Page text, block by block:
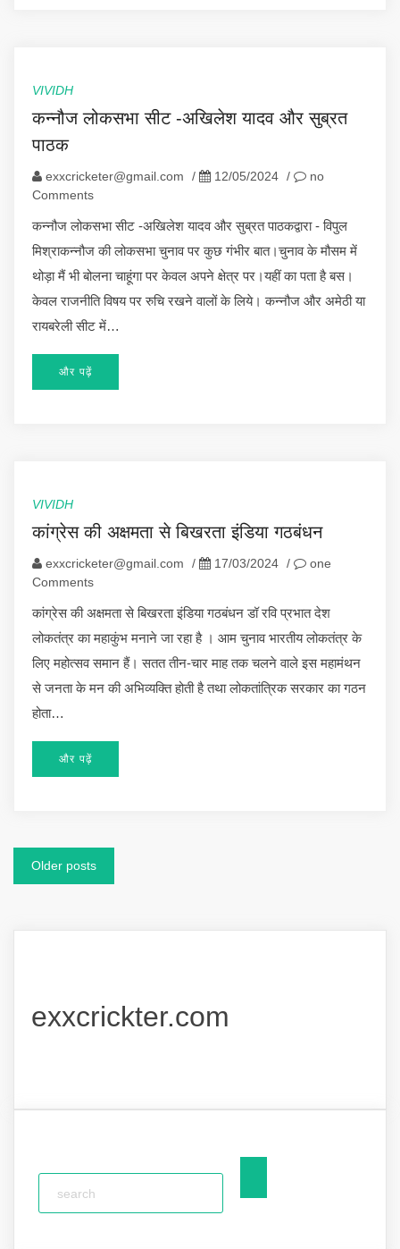
VIVIDH
कन्नौज लोकसभा सीट -अखिलेश यादव और सुब्रत
पाठक
exxcricketer@gmail.com / 12/05/2024 /
no
Comments
कन्नौज लोकसभा सीट -अखिलेश यादव और सुब्रत पाठकद्वारा - विपुल
मिश्राकन्नौज की लोकसभा चुनाव पर कुछ गंभीर बात।चुनाव के मौसम में
थोड़ा मैं भी बोलना चाहूंगा पर केवल अपने क्षेत्र पर।यहीं का पता है बस।
केवल राजनीति विषय पर रुचि रखने वालों के लिये। कन्नौज और अमेठी या
रायबरेली सीट में…
और पढ़ें
VIVIDH
कांग्रेस की अक्षमता से बिखरता इंडिया गठबंधन
exxcricketer@gmail.com / 17/03/2024 /
one
Comments
कांग्रेस की अक्षमता से बिखरता इंडिया गठबंधन डॉ रवि प्रभात देश
लोकतंत्र का महाकुंभ मनाने जा रहा है । आम चुनाव भारतीय लोकतंत्र के
लिए महोत्सव समान हैं। सतत तीन-चार माह तक चलने वाले इस महामंथन
से जनता के मन की अभिव्यक्ति होती है तथा लोकतांत्रिक सरकार का गठन
होता…
और पढ़ें
Posts
Older posts
exxcrickter.com